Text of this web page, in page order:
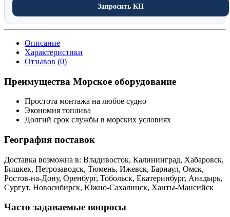
Запросить КП
Описание
Характеристики
Отзывов (0)
Преимущества Морское оборудование
Простота монтажа на любое судно
Экономия топлива
Долгий срок службы в морских условиях
География поставок
Доставка возможна в: Владивосток, Калининград, Хабаровск,
Бишкек, Петрозаводск, Тюмень, Ижевск, Барнаул, Омск,
Ростов-на-Дону, Оренбург, Тобольск, Екатеринбург, Анадырь,
Сургут, Новосибирск, Южно-Сахалинск, Ханты-Мансийск
Часто задаваемые вопросы